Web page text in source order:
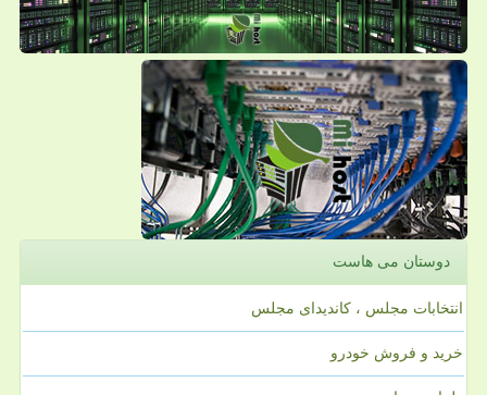
دوستان می هاست
انتخابات مجلس ، کاندیدای مجلس
خرید و فروش خودرو